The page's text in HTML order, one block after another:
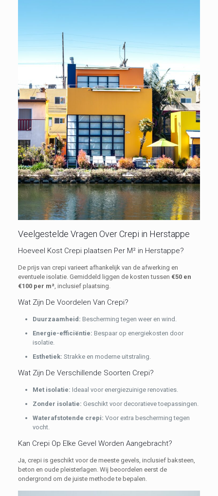
Veelgestelde Vragen Over Crepi in Herstappe
Hoeveel Kost Crepi plaatsen Per M² in Herstappe?
De prijs van crepi varieert afhankelijk van de afwerking en
eventuele isolatie. Gemiddeld liggen de kosten tussen €50 en
€100 per m², inclusief plaatsing.
Wat Zijn De Voordelen Van Crepi?
Duurzaamheid: Bescherming tegen weer en wind.
Energie-efficiëntie: Bespaar op energiekosten door
isolatie.
Esthetiek: Strakke en moderne uitstraling.
Wat Zijn De Verschillende Soorten Crepi?
Met isolatie: Ideaal voor energiezuinige renovaties.
Zonder isolatie: Geschikt voor decoratieve toepassingen.
Waterafstotende crepi: Voor extra bescherming tegen
vocht.
Kan Crepi Op Elke Gevel Worden Aangebracht?
Ja, crepi is geschikt voor de meeste gevels, inclusief baksteen,
beton en oude pleisterlagen. Wij beoordelen eerst de
ondergrond om de juiste methode te bepalen.